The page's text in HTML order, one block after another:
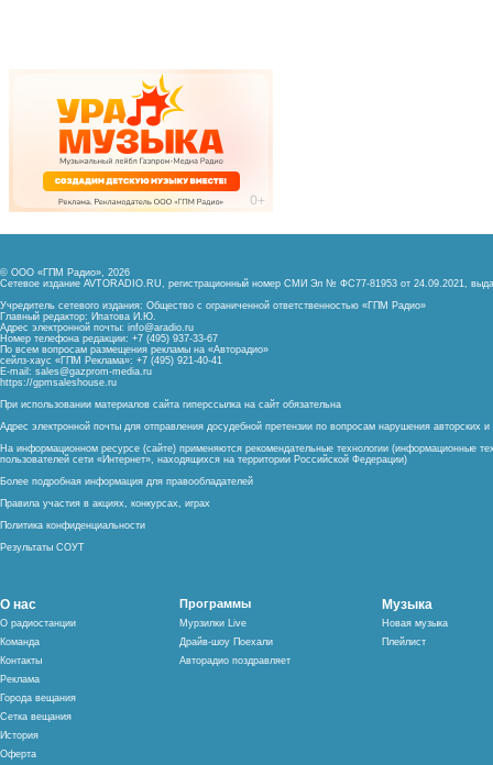
© ООО «ГПМ Радио», 2026
Сетевое издание AVTORADIO.RU, регистрационный номер СМИ Эл № ФС77-81953 от 24.09.2021,
Учредитель сетевого издания: Общество с ограниченной ответственностью «ГПМ Радио»
Главный редактор: Ипатова И.Ю.
Адрес электронной почты: info@aradio.ru
Номер телефона редакции: +7 (495) 937-33-67
По всем вопросам размещения рекламы на «Авторадио»
сейлз-хаус «ГПМ Реклама»: +7 (495) 921-40-41
E-mail: sales@gazprom-media.ru
https://gpmsaleshouse.ru
При использовании материалов сайта гиперссылка на сайт обязательна
Адрес электронной почты для отправления досудебной претензии по вопросам нарушения авторских
На информационном ресурсе (сайте) применяются рекомендательные технологии (информационные
пользователей сети «Интернет», находящихся на территории Российской Федерации)
Более подробная информация для правообладателей
Правила участия в акциях, конкурсах, играх
Политика конфиденциальности
Результаты СОУТ
О нас
О радиостанции
Команда
Контакты
Реклама
Города вещания
Сетка вещания
История
Оферта
Программы
Мурзилки Live
Драйв-шоу Поехали
Авторадио поздравляет
Музыка
Новая музыка
Плейлист